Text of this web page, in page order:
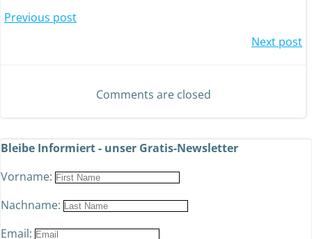
Previous post
Next post
Comments are closed
Bleibe Informiert - unser Gratis-Newsletter
Vorname:
Nachname:
Email: